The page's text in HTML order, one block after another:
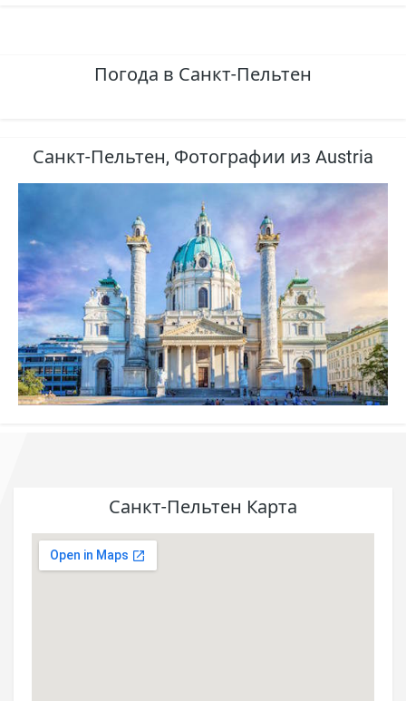
Погода в Санкт-Пельтен
Санкт-Пельтен, Фотографии из Austria
Санкт-Пельтен Карта